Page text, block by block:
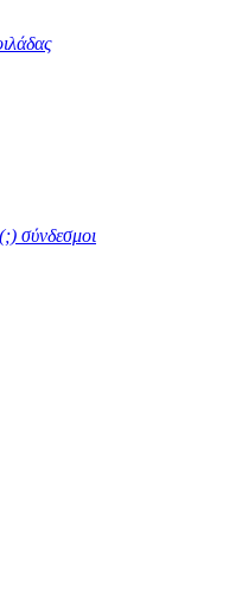
σύνδεσμοι